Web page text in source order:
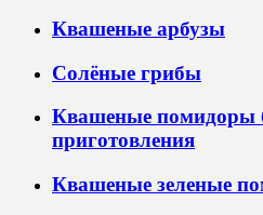
Квашеные арбузы
Солёные грибы
Квашеные помидоры
приготовления
Квашеные зеленые